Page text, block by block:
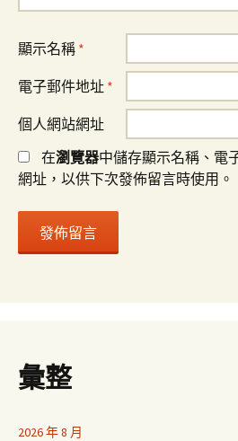
顯示名稱 *
電子郵件地址 *
個人網站網址
在瀏覽器中儲存顯示名稱、電
網址，以供下次發佈留言時使用。
彙整
2026 年 8 月